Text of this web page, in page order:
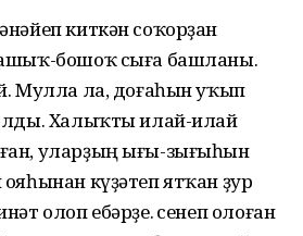
киткән соҡорҙан
бошоҡ сыға башланы.
Мулла ла, доғаһын уҡып
Халыҡты илай-илай
уларҙың ығы-зығыһын
күҙәтеп ятҡан ҙур
олоп ебәрҙе. Әсенеп олоған